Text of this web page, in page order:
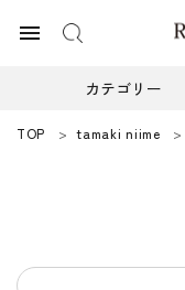
menu
カテゴリー
ACCOUNT MENU
TOP tamaki niime